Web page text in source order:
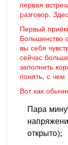
первая
разговор.
Первый
Большинство
вы себя
сейчас
заполнить
понять, с чем
Вот как
Пара
открыто);